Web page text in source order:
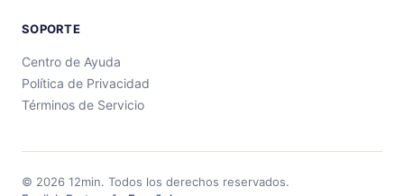
SOPORTE
Centro de Ayuda
Política de Privacidad
Términos de Servicio
© 2026 12min. Todos los derechos reservados.